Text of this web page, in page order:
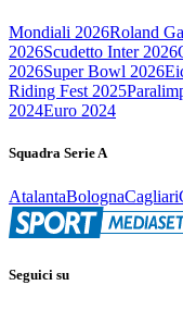
Mondiali 2026Roland
2026Scudetto Inter 2026
2026Super Bowl 2026
Riding Fest 2025
2024Euro 2024
Squadra Serie A
AtalantaBolognaCagliari
Seguici su